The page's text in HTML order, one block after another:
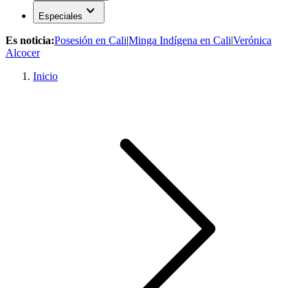
Especiales expand_more
Es noticia:Posesión en Cali|Minga Indígena en Cali|Verónica
Alcocer
Inicio